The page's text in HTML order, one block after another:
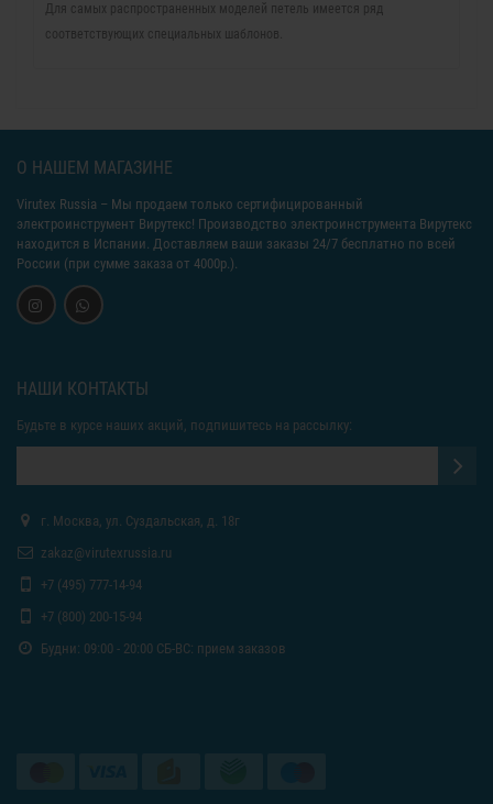
Для самых распространенных моделей петель имеется ряд
соответствующих специальных шаблонов.
О НАШЕМ МАГАЗИНЕ
Virutex Russia – Мы продаем только сертифицированный
электроинструмент Вирутекс! Производство электроинструмента Вирутекс
находится в Испании. Доставляем ваши заказы 24/7 бесплатно по всей
России (при сумме заказа от 4000р.).
НАШИ КОНТАКТЫ
Будьте в курсе наших акций, подпишитесь на рассылку:
г. Москва, ул. Суздальская, д. 18г
zakaz@virutexrussia.ru
+7 (495) 777-14-94
+7 (800) 200-15-94
Будни: 09:00 - 20:00 СБ-ВС: прием заказов